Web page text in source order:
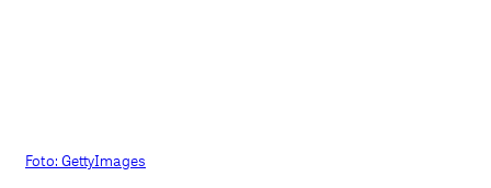
Foto: GettyImages